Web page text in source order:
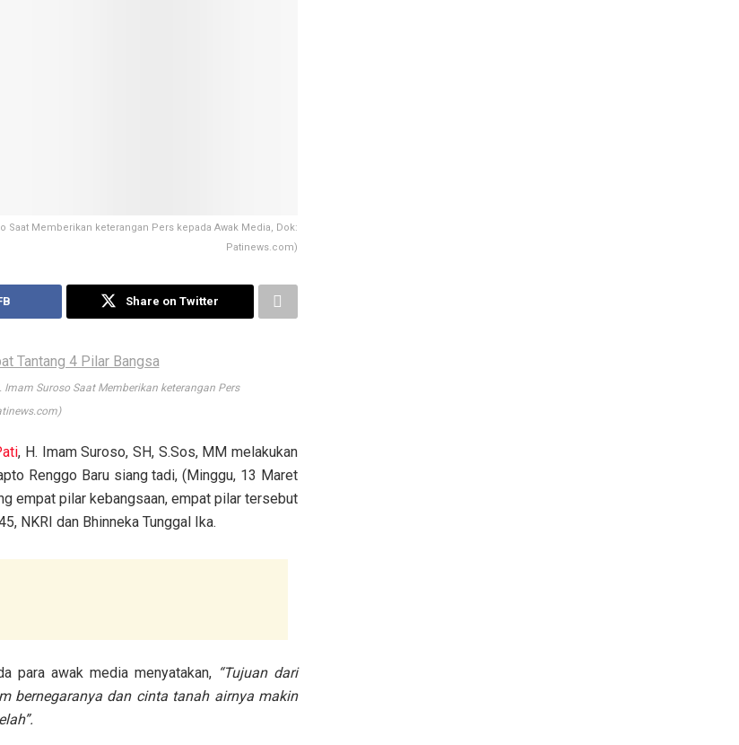
Saat Memberikan keterangan Pers kepada Awak Media, Dok:
Patinews.com)
Share on Twitter
Suroso Saat Memberikan keterangan Pers
, H. Imam Suroso, SH, S.Sos, MM melakukan
Renggo Baru siang tadi, (Minggu, 13 Maret
empat pilar kebangsaan, empat pilar tersebut
NKRI dan Bhinneka Tunggal Ika.
para awak media menyatakan, “Tujuan dari
bernegaranya dan cinta tanah airnya makin